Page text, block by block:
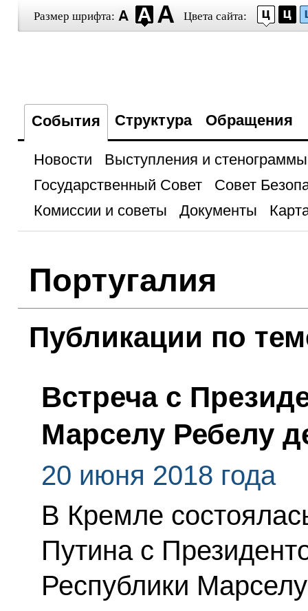
Размер шрифта: Цвета сайта:
События Структура Обращения
Новости
Выступления и стенограммы
Государственный Совет
Совет
Комиссии и советы
Документы
Португалия
Публикации по
Встреча с
Марселу Ребелу
20 июня 2018 года
В Кремле
Путина с
Республики